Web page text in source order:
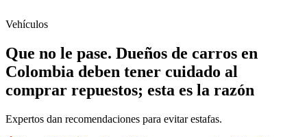
Vehículos
Que no le pase. Dueños de carros en
Colombia deben tener cuidado al
comprar repuestos; esta es la razón
Expertos dan recomendaciones para evitar estafas.